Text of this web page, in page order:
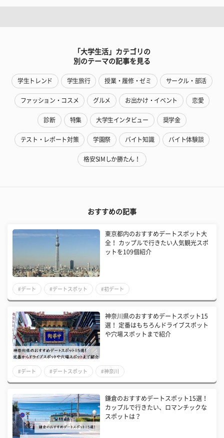
「大学生活」カテゴリの
別のテーマの記事を見る
学生トレンド 学生旅行 授業・履修・ゼミ サークル・部活
ファッション・コスメ グルメ お出かけ・イベント 恋愛
診断 特集 大学生インタビュー 奨学金
テスト・レポート対策 学園祭 バイト知識 バイト体験談
格安SIMしか勝たん！
おすすめの記事
東京都内のおすすめデートスポット大
全！ カップルで行きたい人気観光スポ
ットを109個紹介
#デート #デートスポット #初デート
神奈川県のおすすめデートスポット15
選！ 定番はもちろんドライブスポット
や穴場スポットまで紹介
#デート #デートスポット #神奈川
鎌倉のおすすめデートスポット15選！
カップルで行きたい、ロマンチックな
スポットは？